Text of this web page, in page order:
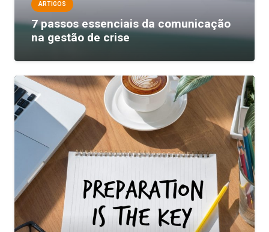
ARTIGOS
7 passos essenciais da comunicação
na gestão de crise